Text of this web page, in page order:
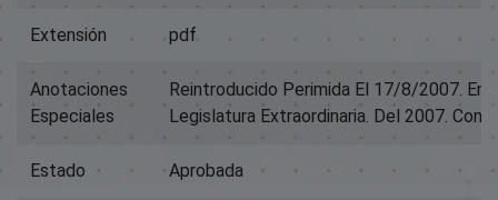
Extensión pdf
Anotaciones
Especiales
Reintroducido Perimida El 17/8/2007. En
Legislatura Extraordinaria. Del 2007. Con
Estado Aprobada